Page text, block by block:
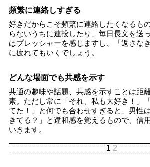
頻繁に連絡しすぎる
好きだからこそ頻繁に連絡したくなるも
らないうちに連投したり、毎日長文を送
はプレッシャーを感じますし、「返さな
に疲れてもいくでしょう。
どんな場面でも共感を示す
共通の趣味や話題、共感を示すことは距
素。ただし常に「それ、私も大好き！」
てた！」と何でも合わせすぎると、男性
きてる？」と違和感を覚えるもので、信
いきます。
1 2